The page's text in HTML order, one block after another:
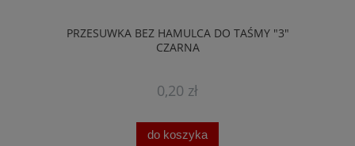
PRZESUWKA BEZ HAMULCA DO TAŚMY "3"
CZARNA
0,20 zł
do koszyka